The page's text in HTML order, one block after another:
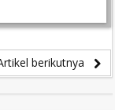
berikutnya